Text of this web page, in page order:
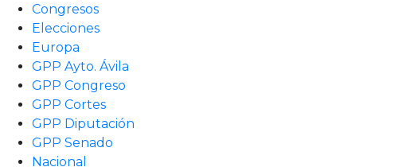
Congresos
Elecciones
Europa
GPP Ayto. Ávila
GPP Congreso
GPP Cortes
GPP Diputación
GPP Senado
Nacional